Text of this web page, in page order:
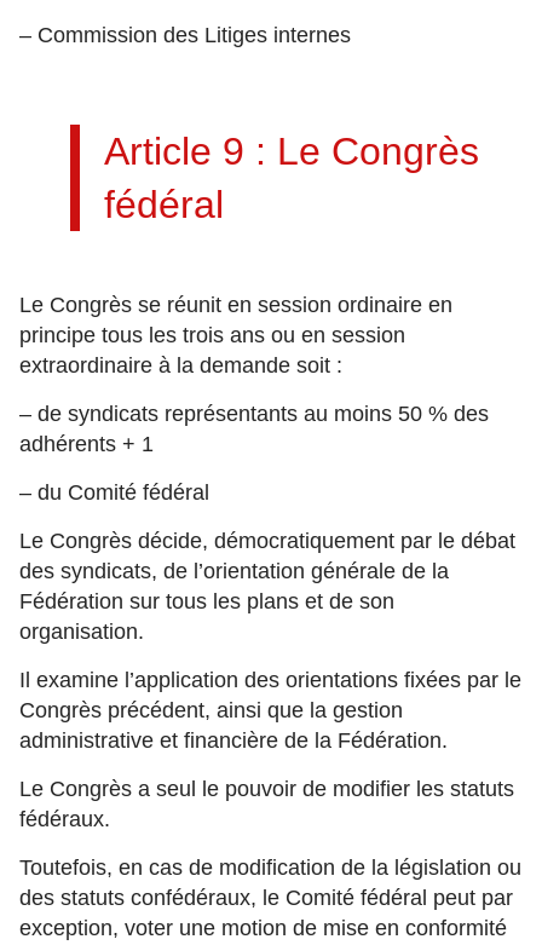
– Commission des Litiges internes
Article 9 : Le Congrès
fédéral
Le Congrès se réunit en session ordinaire en
principe tous les trois ans ou en session
extraordinaire à la demande soit :
– de syndicats représentants au moins 50 % des
adhérents + 1
– du Comité fédéral
Le Congrès décide, démocratiquement par le débat
des syndicats, de l’orientation générale de la
Fédération sur tous les plans et de son
organisation.
Il examine l’application des orientations fixées par le
Congrès précédent, ainsi que la gestion
administrative et financière de la Fédération.
Le Congrès a seul le pouvoir de modifier les statuts
fédéraux.
Toutefois, en cas de modification de la législation ou
des statuts confédéraux, le Comité fédéral peut par
exception, voter une motion de mise en conformité